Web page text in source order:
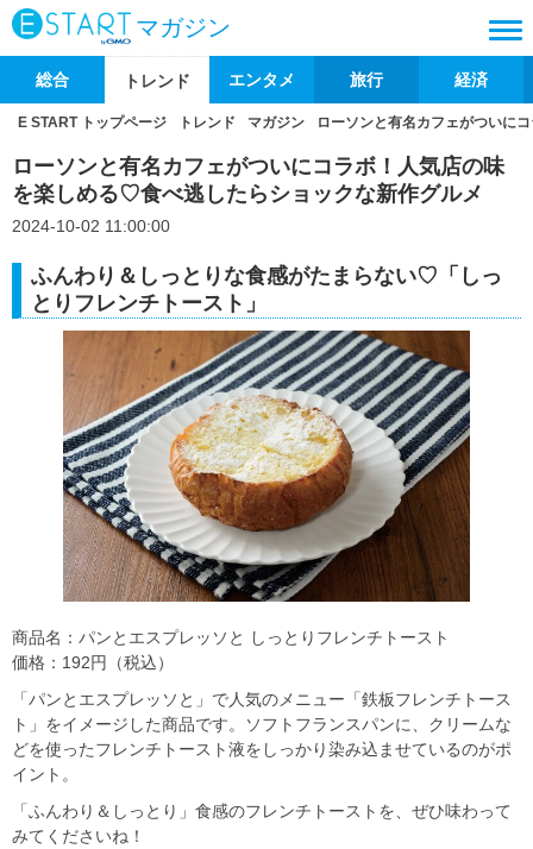
マガジン
総合 トレンド エンタメ 旅行 経済
E START トップページ トレンド マガジン ローソンと有名カフェがついに
ローソンと有名カフェがついにコラボ！人気店の味
を楽しめる♡食べ逃したらショックな新作グルメ
2024-10-02 11:00:00
ふんわり＆しっとりな食感がたまらない♡「しっ
とりフレンチトースト」
商品名：パンとエスプレッソと しっとりフレンチトースト
価格：192円（税込）
「パンとエスプレッソと」で人気のメニュー「鉄板フレンチトース
ト」をイメージした商品です。ソフトフランスパンに、クリームな
どを使ったフレンチトースト液をしっかり染み込ませているのがポ
イント。
「ふんわり＆しっとり」食感のフレンチトーストを、ぜひ味わって
みてくださいね！